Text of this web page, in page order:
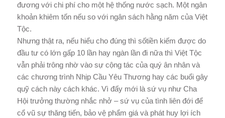
đương với chi phí cho một hệ thống nước sạch. Một ngân
khoản khiêm tốn nếu so với ngân sách hằng năm của Việt
Tộc.
Nhưng thật ra, nếu hiểu cho đúng thì sốtiền kiếm được do
đầu tư có lớn gấp 10 lần hay ngàn lần đi nữa thì Việt Tộc
vẫn phải trông nhờ vào sự cộng tác của quý ân nhân và
các chương trình Nhịp Cầu Yêu Thương hay các buổi gây
quỹ cách này cách khác. Vì đấy mới là sứ vụ như Cha
Hội trưởng thường nhắc nhở – sứ vụ của tình liên đới để
cổ vũ sự thăng tiến, bảo vệ phẩm giá và phát huy lợi ích